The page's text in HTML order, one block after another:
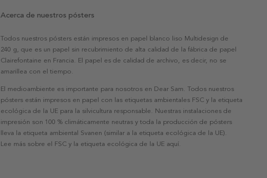
Acerca de nuestros pósters
Todos nuestros pósters están impresos en papel blanco liso Multidesign de
240 g, que es un papel sin recubrimiento de alta calidad de la fábrica de papel
Clairefontaine en Francia. El papel es de calidad de archivo, es decir, no se
amarillea con el tiempo.
El medioambiente es importante para nosotros en Dear Sam. Todos nuestros
pósters están impresos en papel con las etiquetas ambientales FSC y la etiqueta
ecológica de la UE para la silvicultura responsable. Nuestras instalaciones de
impresión son 100 % climáticamente neutras y toda la producción de pósters
lleva la etiqueta ambiental Svanen (similar a la etiqueta ecológica de la UE).
Lee más sobre el FSC y la etiqueta ecológica de la UE aquí.